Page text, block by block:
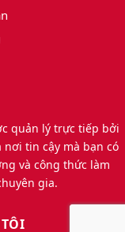
quản lý trực tiếp bởi
nơi tin cậy mà bạn có
và công thức làm
gia.